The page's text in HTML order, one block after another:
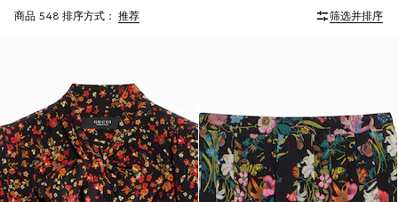
商品 548 排序方式： 推荐 筛选并排序